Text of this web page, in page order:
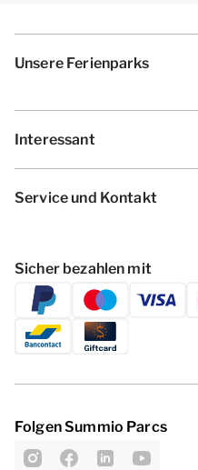
Unsere Ferienparks
Interessant
Service und Kontakt
Sicher bezahlen mit
Folgen Summio Parcs